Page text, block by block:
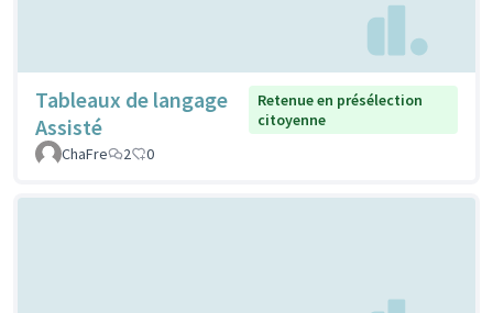
Tableaux de langage
Assisté
Retenue en présélection
citoyenne
ChaFre
2 0